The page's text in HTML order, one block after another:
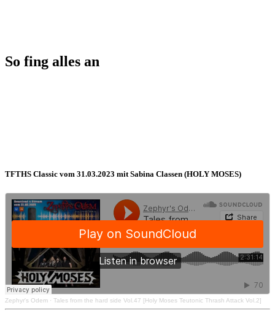
So fing alles an
TFTHS Classic vom 31.03.2023 mit Sabina Classen (HOLY MOSES)
Zephyr's Odem · Tales from the hard side Vol.47 [Holy Moses Teutonic Thrash Attack Vol.2]